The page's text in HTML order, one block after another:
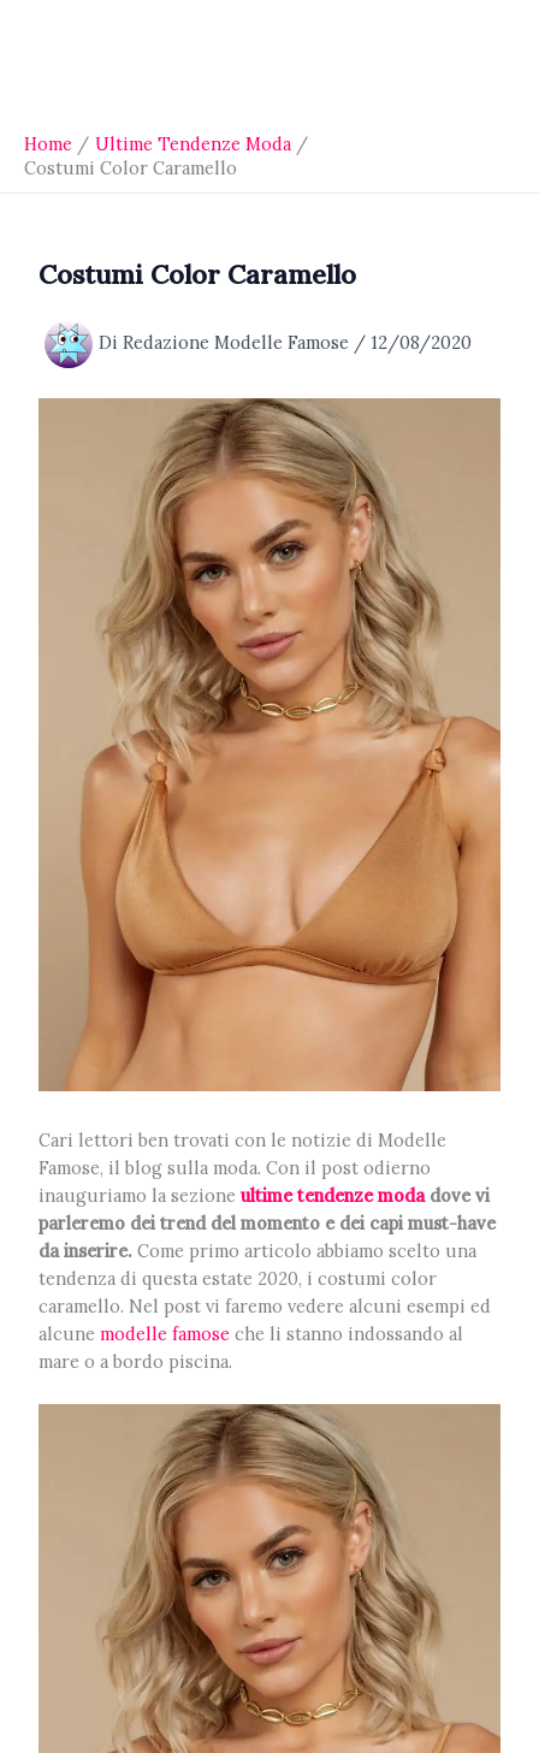
Home
Ultime Tendenze Moda
Costumi Color Caramello
Costumi Color Caramello
Di Redazione Modelle Famose / 12/08/2020
Cari lettori ben trovati con le notizie di Modelle
Famose, il blog sulla moda. Con il post odierno
inauguriamo la sezione ultime tendenze modadove vi
parleremo dei trend del momento e dei capi must-have
da inserire.Come primo articolo abbiamo scelto una
tendenza di questa estate 2020, i costumi color
caramello. Nel post vi faremo vedere alcuni esempi ed
alcune modelle famose che li stanno indossando al
mare o a bordo piscina.